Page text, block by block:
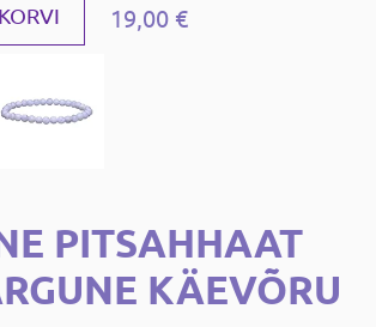
19,00 €
PITSAHHAAT
KÄEVÕRU